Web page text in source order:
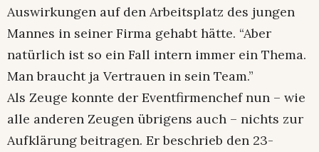
Auswirkungen auf den Arbeitsplatz des jungen
Mannes in seiner Firma gehabt hätte. “Aber
natürlich ist so ein Fall intern immer ein Thema.
Man braucht ja Vertrauen in sein Team.”
Als Zeuge konnte der Eventfirmenchef nun – wie
alle anderen Zeugen übrigens auch – nichts zur
Aufklärung beitragen. Er beschrieb den 23-